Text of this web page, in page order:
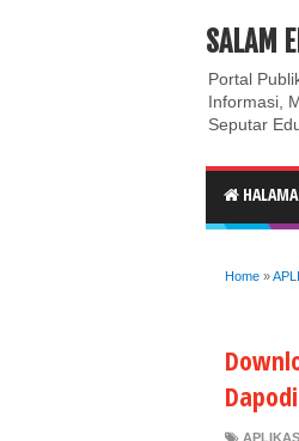
ABOUT
SALAM
Portal
Informasi,
Seputar
Home »